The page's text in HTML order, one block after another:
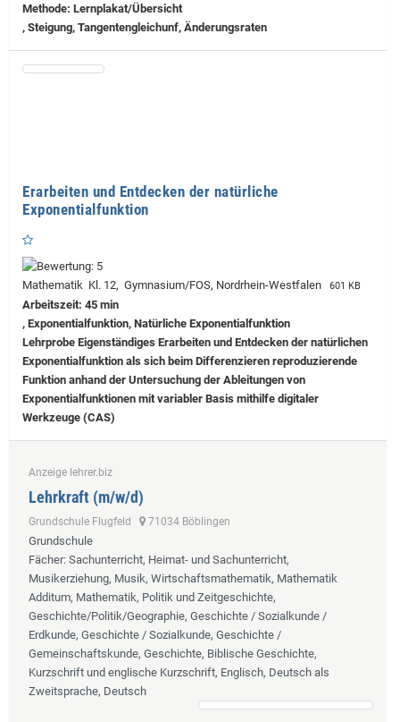
Methode: Lernplakat/Übersicht
, Steigung, Tangentengleichunf, Änderungsraten
Erarbeiten und Entdecken der natürliche
Exponentialfunktion
Mathematik Kl. 12, Gymnasium/FOS, Nordrhein-Westfalen 601 KB
Arbeitszeit: 45 min
, Exponentialfunktion, Natürliche Exponentialfunktion
Lehrprobe Eigenständiges Erarbeiten und Entdecken der natürlichen
Exponentialfunktion als sich beim Differenzieren reproduzierende
Funktion anhand der Untersuchung der Ableitungen von
Exponentialfunktionen mit variabler Basis mithilfe digitaler
Werkzeuge (CAS)
Anzeige lehrer.biz
Lehrkraft (m/w/d)
Grundschule Flugfeld 71034 Böblingen
Grundschule
Fächer: Sachunterricht, Heimat- und Sachunterricht,
Musikerziehung, Musik, Wirtschaftsmathematik, Mathematik
Additum, Mathematik, Politik und Zeitgeschichte,
Geschichte/Politik/Geographie, Geschichte / Sozialkunde /
Erdkunde, Geschichte / Sozialkunde, Geschichte /
Gemeinschaftskunde, Geschichte, Biblische Geschichte,
Kurzschrift und englische Kurzschrift, Englisch, Deutsch als
Zweitsprache, Deutsch